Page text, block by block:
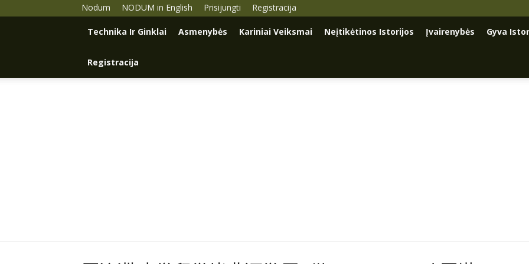
Nodum NODUM in English Prisijungti Registracija
Technika Ir Ginklai Asmenybės Kariniai Veiksmai Neįtikėtinos Istorijos Įvairenybės Gyva
Registracija